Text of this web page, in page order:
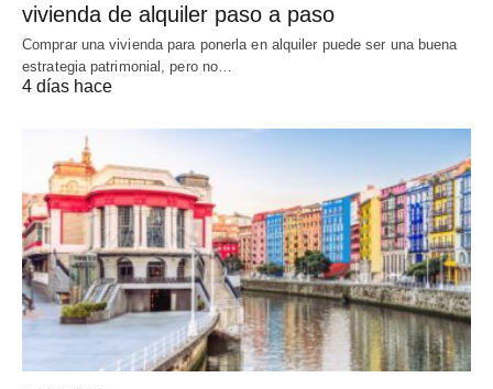
vivienda de alquiler paso a paso
Comprar una vivienda para ponerla en alquiler puede ser una buena
estrategia patrimonial, pero no…
4 días hace